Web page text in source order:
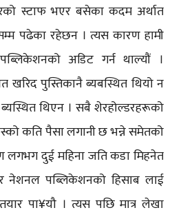
स्टाफ भएर बसेका कदम अर्थात
पढेका रहेछन । त्यस कारण हामी
अडिट गर्न थाल्यौं ।
पुस्तिकानै ब्यबस्थित थियो न
थिएन । सबै शेरहोल्डरहरूको
कति पैसा लगानी छ भन्ने समेतको
लगभग दुई महिना जति कडा मिहनेत
नेशनल पब्लिकेशनको हिसाब लाई
पा¥यौ । त्यस पछि मात्र लेखा